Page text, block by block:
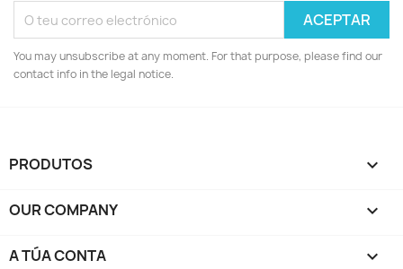
You may unsubscribe at any moment. For that purpose, please find our
contact info in the legal notice.
PRODUTOS 
OUR COMPANY 
A TÚA CONTA 